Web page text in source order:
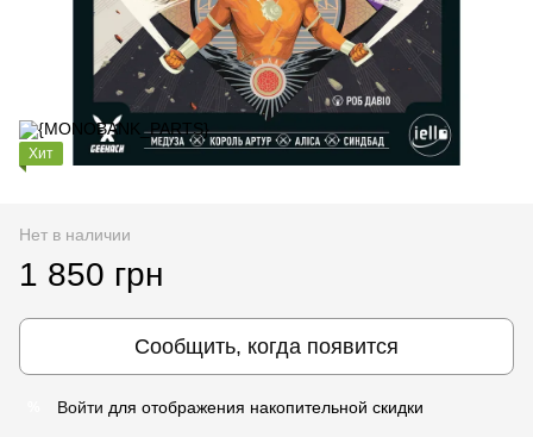
Хит
Нет в наличии
1 850 грн
Сообщить, когда появится
Войти для отображения накопительной скидки